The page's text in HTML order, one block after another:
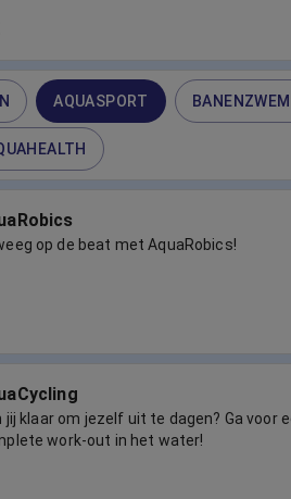
AQUASPORT
op de beat met AquaRobics!
jij klaar om jezelf uit te dagen? Ga voor
work-out in het water!